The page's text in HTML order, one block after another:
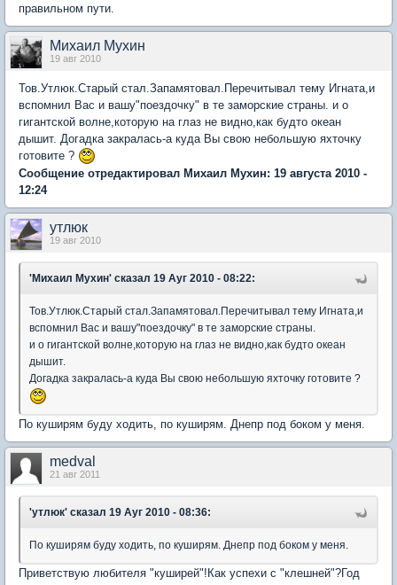
правильном пути.
Михаил Мухин
19 авг 2010
Тов.Утлюк.Старый стал.Запамятовал.Перечитывал тему Игната,и
вспомнил Вас и вашу"поездочку" в те заморские страны. и о
гигантской волне,которую на глаз не видно,как будто океан
дышит. Догадка закралась-а куда Вы свою небольшую яхточку
готовите ?
Сообщение отредактировал Михаил Мухин: 19 августа 2010 -
12:24
утлюк
19 авг 2010
'Михаил Мухин' сказал 19 Ауг 2010 - 08:22:
Тов.Утлюк.Старый стал.Запамятовал.Перечитывал тему Игната,и
вспомнил Вас и вашу"поездочку" в те заморские страны.
и о гигантской волне,которую на глаз не видно,как будто океан
дышит.
Догадка закралась-а куда Вы свою небольшую яхточку готовите ?
По куширям буду ходить, по куширям. Днепр под боком у меня.
medval
21 авг 2011
'утлюк' сказал 19 Ауг 2010 - 08:36:
По куширям буду ходить, по куширям. Днепр под боком у меня.
Приветствую любителя "куширей"!Как успехи с "клешней"?Год